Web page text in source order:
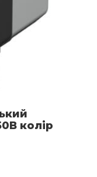
колір